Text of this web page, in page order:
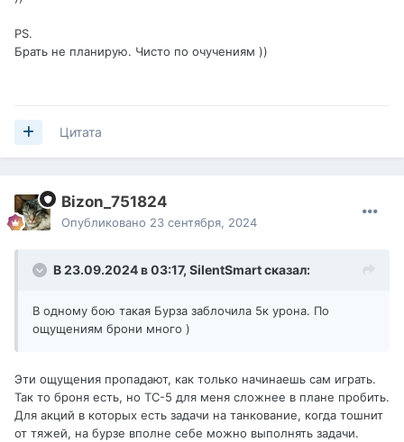
PS.
Брать не планирую. Чисто по очучениям ))
Цитата
Bizon_751824
Опубликовано 23 сентября, 2024
В 23.09.2024 в 03:17, SilentSmartсказал:
В одному бою такая Бурза заблочила 5к урона. По
ощущениям брони много )
Эти ощущения пропадают, как только начинаешь сам играть.
Так то броня есть, но ТС-5 для меня сложнее в плане пробить.
Для акций в которых есть задачи на танкование, когда тошнит
от тяжей, на бурзе вполне себе можно выполнять задачи.